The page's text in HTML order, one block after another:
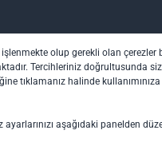
olup gerekli olan
Tercihleriniz doğrultusunda
tıklamanız halinde
ayarlarınızı aşağıdaki panelden